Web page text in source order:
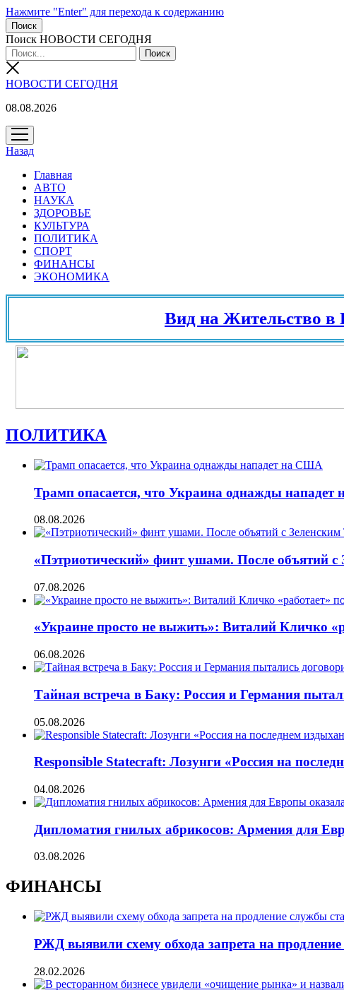
Нажмите "Enter" для перехода к содержанию
Поиск
Поиск НОВОСТИ СЕГОДНЯ
НОВОСТИ СЕГОДНЯ
08.08.2026
открыть
меню
Назад
Главная
АВТО
НАУКА
ЗДОРОВЬЕ
КУЛЬТУРА
ПОЛИТИКА
СПОРТ
ФИНАНСЫ
ЭКОНОМИКА
Вид на Жительство в
ПОЛИТИКА
Трамп опасается, что Украина однажды
08.08.2026
«Пэтриотический» финт ушами. После объятий
07.08.2026
«Украине просто не выжить»: Виталий Кличко
06.08.2026
Тайная встреча в Баку: Россия и Германия
05.08.2026
Responsible Statecraft: Лозунги «Россия на
04.08.2026
Дипломатия гнилых абрикосов: Армения для
03.08.2026
ФИНАНСЫ
РЖД выявили схему обхода запрета на
28.02.2026